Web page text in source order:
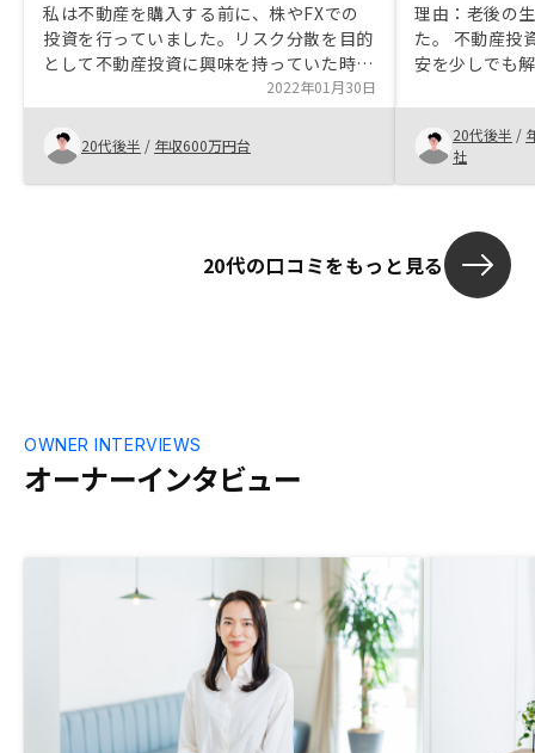
私は不動産を購入する前に、株やFXでの
投資を行っていました。リスク分散を目的
として不動産投資に興味を持っていた時に
RENOSYと出会い、購入を決めました。購
入を決めた理由としては、マスタープラン
による空室保証です。1番不安だった空室
リスクをカバーしてくれるという点が決め
手となりました。手数料はかかりますが、
担当営業の方の説明、案内がとても丁寧
2022年01月30日
20代後半 / 年収600万円台
理由：老後の
た。 不動産投
安を少しでも
あらゆる質問
回答いただき
ると感じ購入
20代後半 /
社
20代の口コミをもっと見る
オーナーインタビュー
OWNER INTERVIEWS